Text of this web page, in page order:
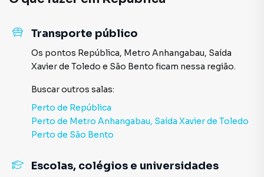
Transporte público
Os pontos República, Metro Anhangabau, Saída
Xavier de Toledo e São Bento ficam nessa região.
Buscar outros salas:
Perto de República
Perto de Metro Anhangabau, Saída Xavier de Toledo
Perto de São Bento
Escolas, colégios e universidades